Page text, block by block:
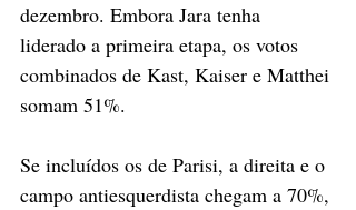
dezembro. Embora Jara tenha
liderado a primeira etapa, os votos
combinados de Kast, Kaiser e Matthei
somam 51%.
Se incluídos os de Parisi, a direita e o
campo antiesquerdista chegam a 70%,